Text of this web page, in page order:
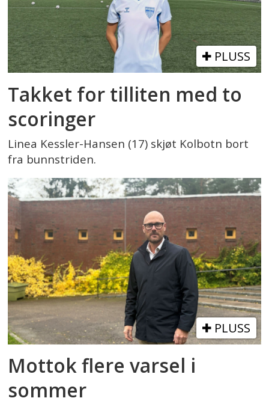
PLUSS
Takket for tilliten med to
scoringer
Linea Kessler-Hansen (17) skjøt Kolbotn bort
fra bunnstriden.
PLUSS
Mottok flere varsel i
sommer